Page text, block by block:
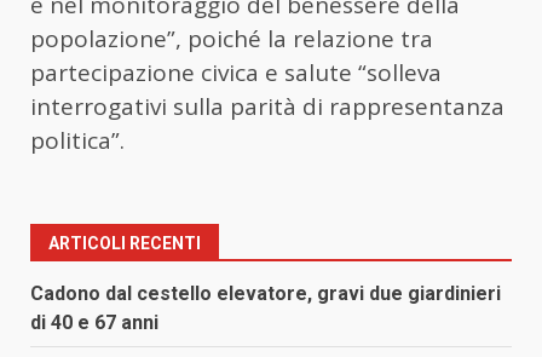
popolazione”, poiché la relazione tra
partecipazione civica e salute “solleva
interrogativi sulla parità di rappresentanza
politica”.
ARTICOLI RECENTI
Cadono dal cestello elevatore, gravi due giardinieri
di 40 e 67 anni